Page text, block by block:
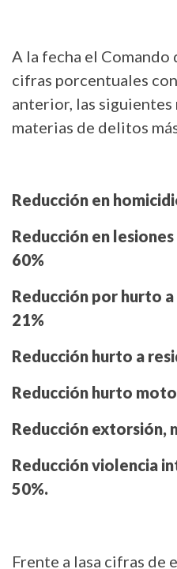
A la fecha el
cifras porcentuales
anterior, las siguientes
materias de delitos
Reducción en
Reducción en
60%
Reducción por hurto
21%
Reducción hurto a
Reducción hurto
Reducción extorsión,
Reducción violencia
50%.
Frente a lasa cifras de